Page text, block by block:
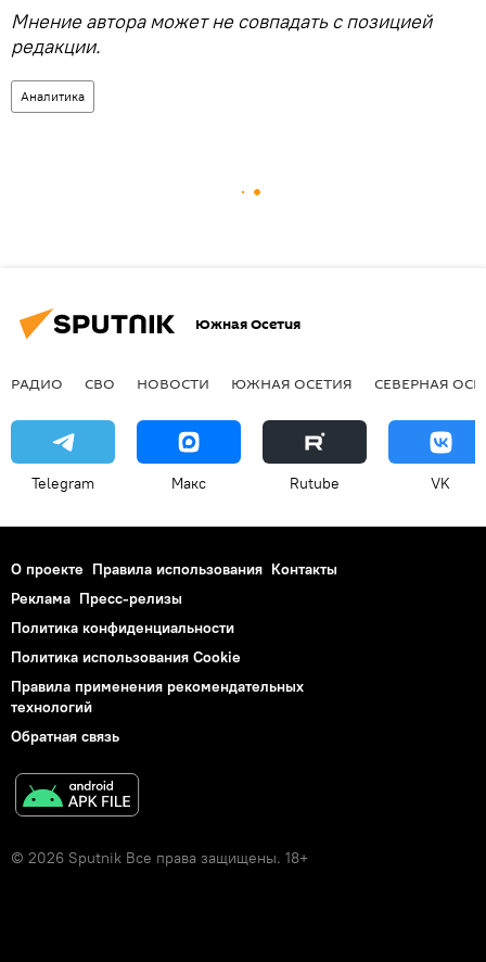
Мнение автора может не совпадать с позицией
редакции.
Аналитика
Южная Осетия
РАДИО СВО НОВОСТИ ЮЖНАЯ ОСЕТИЯ СЕВЕРНАЯ
Telegram Макс Rutube VK
О проекте Правила использования Контакты
Реклама Пресс-релизы
Политика конфиденциальности
Политика использования Cookie
Правила применения рекомендательных
технологий
Обратная связь
© 2026 Sputnik Все права защищены. 18+